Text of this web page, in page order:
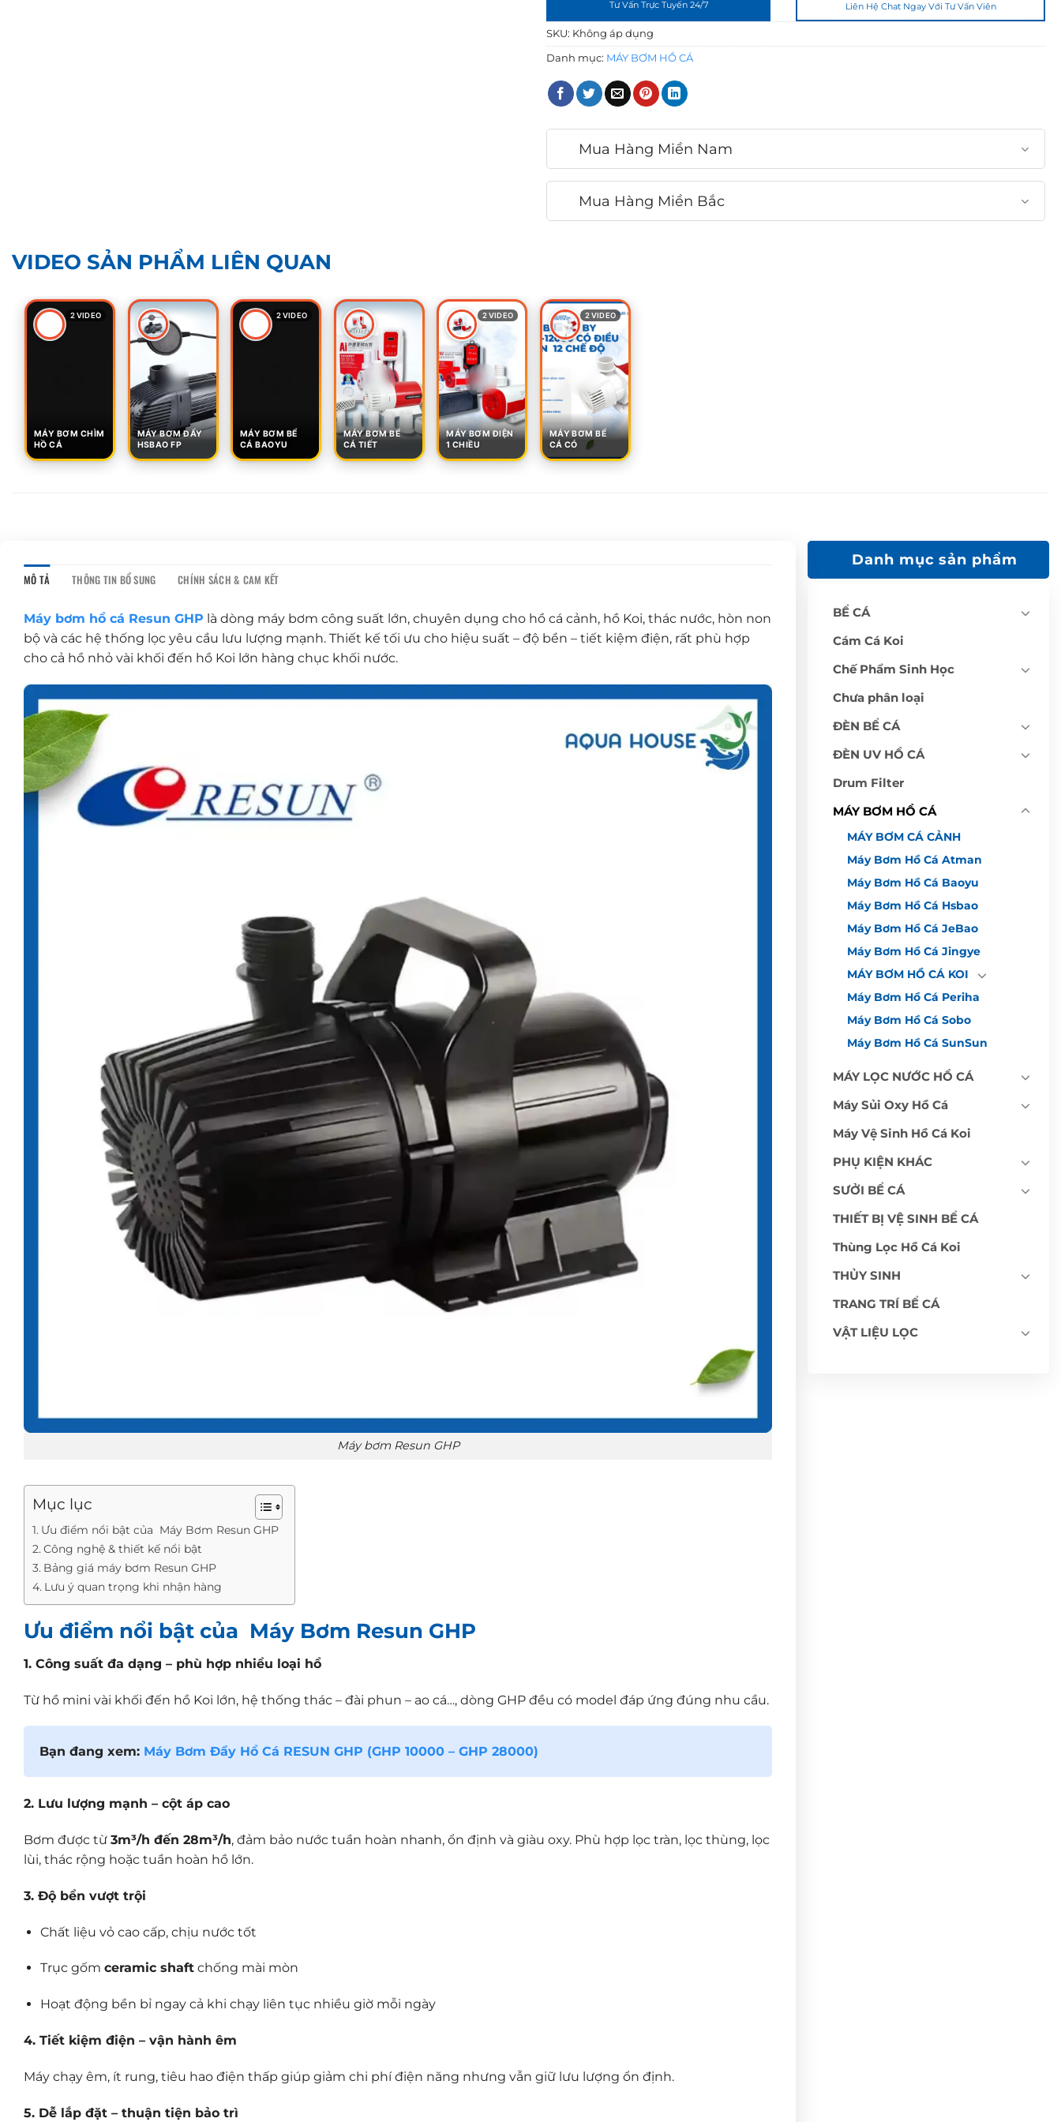
3
,
0
0
Tư Vấn Trực Tuyến 24/7 Liên Hệ Chat Ngay Với Tư Vấn Viên
SKU: Không áp dụng
Danh mục: MÁY BƠM HỒ CÁ
Mua Hàng Miền Nam
Mua Hàng Miền Bắc
VIDEO SẢN PHẨM LIÊN QUAN
2 VIDEO
MÁY BƠM CHÌM
HỒ CÁ
MÁY BƠM ĐẨY
HSBAO FP
2 VIDEO
MÁY BƠM BỂ
CÁ BAOYU
MÁY BƠM BỂ
CÁ TIẾT
2 VIDEO
MÁY BƠM ĐIỆN
1 CHIỀU
2 VIDEO
MÁY BƠM BỂ
CÁ CÓ
MÔ TẢ THÔNG TIN BỔ SUNG CHÍNH SÁCH & CAM KẾT
Máy bơm hồ cá Resun GHP là dòng máy bơm công suất lớn, chuyên dụng cho hồ cá cảnh, hồ Koi, thác nước, hòn non
bộ và các hệ thống lọc yêu cầu lưu lượng mạnh. Thiết kế tối ưu cho hiệu suất – độ bền – tiết kiệm điện, rất phù hợp
cho cả hồ nhỏ vài khối đến hồ Koi lớn hàng chục khối nước.
Máy bơm Resun GHP
Mục lục
Ưu điểm nổi bật của Máy Bơm Resun GHP
Công nghệ & thiết kế nổi bật
Bảng giá máy bơm Resun GHP
Lưu ý quan trọng khi nhận hàng
Ưu điểm nổi bật của Máy Bơm Resun GHP
1. Công suất đa dạng – phù hợp nhiều loại hồ
Từ hồ mini vài khối đến hồ Koi lớn, hệ thống thác – đài phun – ao cá…, dòng GHP đều có model đáp ứng đúng nhu cầu.
Bạn đang xem: Máy Bơm Đẩy Hồ Cá RESUN GHP (GHP 10000 – GHP 28000)
2. Lưu lượng mạnh – cột áp cao
Bơm được từ 3m³/h đến 28m³/h, đảm bảo nước tuần hoàn nhanh, ổn định và giàu oxy. Phù hợp lọc tràn, lọc thùng, lọc
lùi, thác rộng hoặc tuần hoàn hồ lớn.
3. Độ bền vượt trội
Chất liệu vỏ cao cấp, chịu nước tốt
Trục gốm ceramic shaftchống mài mòn
Hoạt động bền bỉ ngay cả khi chạy liên tục nhiều giờ mỗi ngày
4. Tiết kiệm điện – vận hành êm
Máy chạy êm, ít rung, tiêu hao điện thấp giúp giảm chi phí điện năng nhưng vẫn giữ lưu lượng ổn định.
5. Dễ lắp đặt – thuận tiện bảo trì
Danh mục sản phẩm
BỂ CÁ
Cám Cá Koi
Chế Phẩm Sinh Học
Chưa phân loại
ĐÈN BỂ CÁ
ĐÈN UV HỒ CÁ
Drum Filter
MÁY BƠM HỒ CÁ
MÁY BƠM CÁ CẢNH
Máy Bơm Hồ Cá Atman
Máy Bơm Hồ Cá Baoyu
Máy Bơm Hồ Cá Hsbao
Máy Bơm Hồ Cá JeBao
Máy Bơm Hồ Cá Jingye
MÁY BƠM HỒ CÁ KOI
Máy Bơm Hồ Cá Periha
Máy Bơm Hồ Cá Sobo
Máy Bơm Hồ Cá SunSun
MÁY LỌC NƯỚC HỒ CÁ
Máy Sủi Oxy Hồ Cá
Máy Vệ Sinh Hồ Cá Koi
PHỤ KIỆN KHÁC
SƯỞI BỂ CÁ
THIẾT BỊ VỆ SINH BỂ CÁ
Thùng Lọc Hồ Cá Koi
THỦY SINH
TRANG TRÍ BỂ CÁ
VẬT LIỆU LỌC